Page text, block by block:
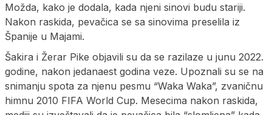
Možda, kako je dodala, kada njeni sinovi budu stariji.
Nakon raskida, pevačica se sa sinovima preselila iz
Španije u Majami.
Šakira i Žerar Pike objavili su da se razilaze u junu 2022.
godine, nakon jedanaest godina veze. Upoznali su se na
snimanju spota za njenu pesmu “Waka Waka”, zvaničnu
himnu 2010 FIFA World Cup. Mesecima nakon raskida,